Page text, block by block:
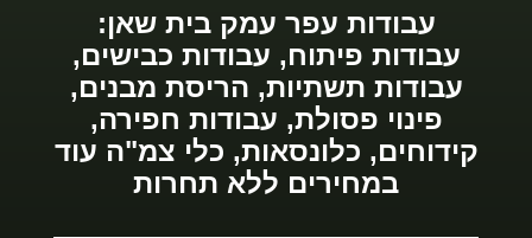
עבודות עפר עמק בית שאן:
עבודות פיתוח, עבודות כבישים,
עבודות תשתיות, הריסת מבנים,
פינוי פסולת, עבודות חפירה,
קידוחים, כלונסאות, כלי צמ"ה עוד
במחירים ללא תחרות